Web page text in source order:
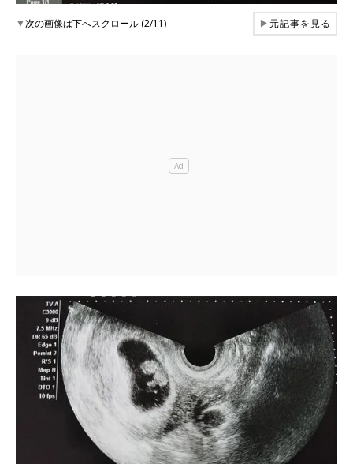
▼次の画像は下へスクロール (2/11) ▶元記事を見る